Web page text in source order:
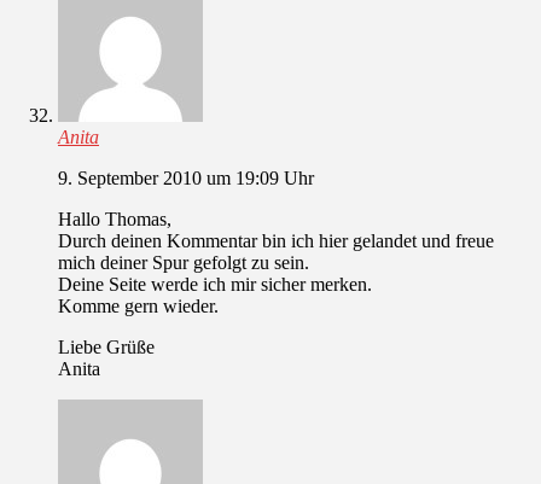
Anita
9. September 2010 um 19:09 Uhr
Hallo Thomas,
Durch deinen Kommentar bin ich hier gelandet und freue
mich deiner Spur gefolgt zu sein.
Deine Seite werde ich mir sicher merken.
Komme gern wieder.
Liebe Grüße
Anita